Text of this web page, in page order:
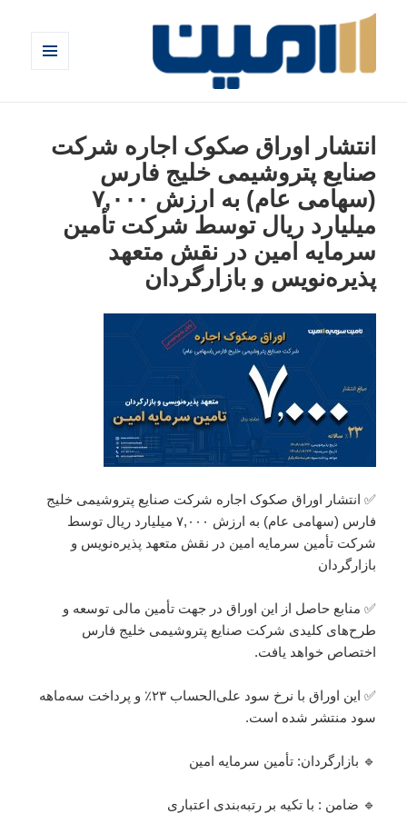
انتشار اوراق صکوک اجاره شرکت
صنایع پتروشیمی خلیج فارس
(سهامی عام) به ارزش ۷,۰۰۰
میلیارد ریال توسط شرکت تأمین
سرمایه امین در نقش متعهد
پذیره‌نویس و بازارگردان
✅️ انتشار اوراق صکوک اجاره شرکت صنایع پتروشیمی خلیج
فارس (سهامی عام) به ارزش ۷,۰۰۰ میلیارد ریال توسط
شرکت تأمین سرمایه امین در نقش متعهد پذیره‌نویس و
بازارگردان
✅️ منابع حاصل از این اوراق در جهت تأمین مالی توسعه و
طرح‌های کلیدی شرکت صنایع پتروشیمی خلیج فارس
اختصاص خواهد یافت.
✅️ این اوراق با نرخ سود علی‌الحساب ۲۳٪ و پرداخت سه‌ماهه
سود منتشر شده است.
🔹 بازارگردان: تأمین سرمایه امین
🔹 ضامن : با تکیه بر رتبه‌بندی اعتباری